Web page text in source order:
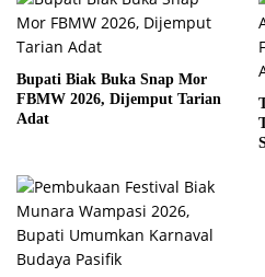
Bupati Biak Buka Snap Mor
FBMW 2026, Dijemput Tarian
Adat